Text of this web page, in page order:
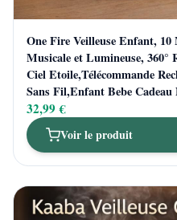
One Fire Veilleuse Enfant, 10
Musicale et Lumineuse,
Ciel Etoile,Télécommande
Sans Fil,Enfant Bebe Cadeau
32,99 €
Voir le produit